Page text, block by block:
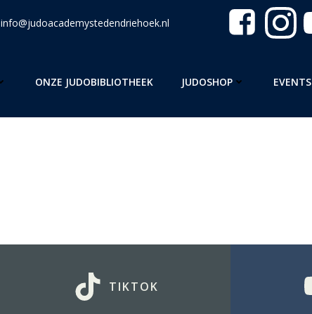
info@judoacademystedendriehoek.nl
ONZE JUDOBIBLIOTHEEK JUDOSHOP EVENTS
TIKTOK